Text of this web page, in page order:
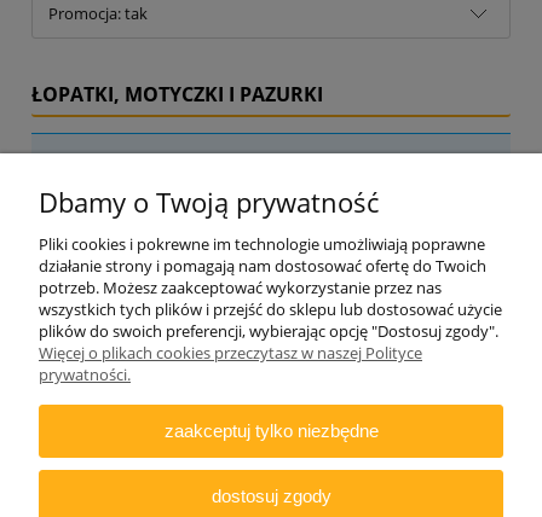
Promocja: tak
ŁOPATKI, MOTYCZKI I PAZURKI
ZAMAWIANIE
DODATKOWE
Dbamy o Twoją prywatność
Pliki cookies i pokrewne im technologie umożliwiają poprawne
działanie strony i pomagają nam dostosować ofertę do Twoich
potrzeb. Możesz zaakceptować wykorzystanie przez nas
wszystkich tych plików i przejść do sklepu lub dostosować użycie
plików do swoich preferencji, wybierając opcję "Dostosuj zgody".
Więcej o plikach cookies przeczytasz w naszej Polityce
prywatności.
zaakceptuj tylko niezbędne
dostosuj zgody